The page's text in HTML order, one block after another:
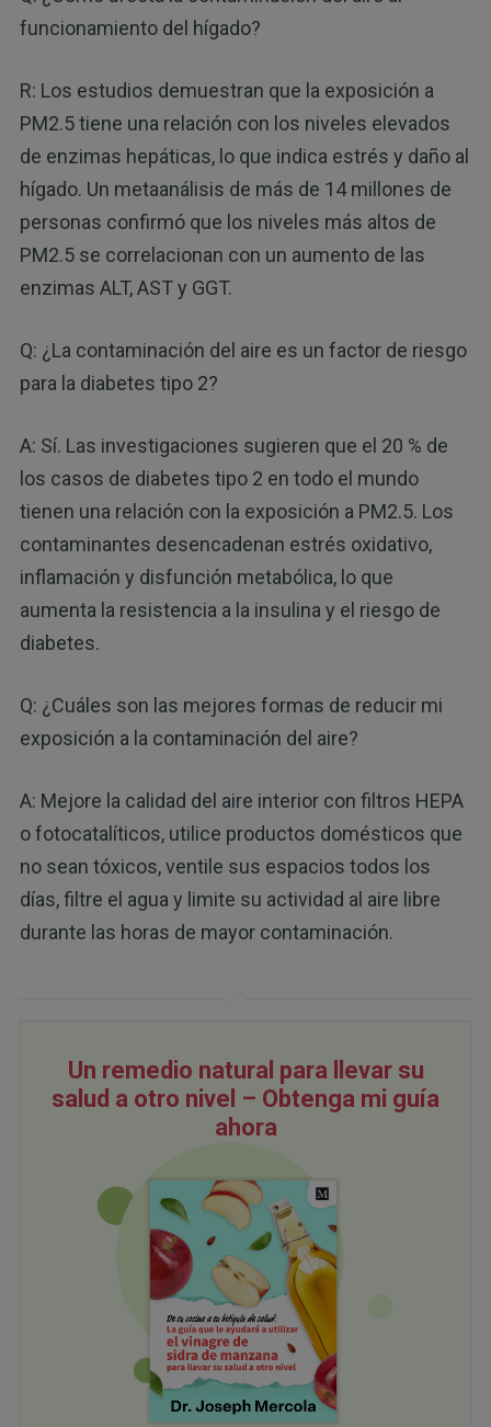
funcionamiento del hígado?
R: Los estudios demuestran que la exposición a
PM2.5 tiene una relación con los niveles elevados
de enzimas hepáticas, lo que indica estrés y daño al
hígado. Un metaanálisis de más de 14 millones de
personas confirmó que los niveles más altos de
PM2.5 se correlacionan con un aumento de las
enzimas ALT, AST y GGT.
Q: ¿La contaminación del aire es un factor de riesgo
para la diabetes tipo 2?
A: Sí. Las investigaciones sugieren que el 20 % de
los casos de diabetes tipo 2 en todo el mundo
tienen una relación con la exposición a PM2.5. Los
contaminantes desencadenan estrés oxidativo,
inflamación y disfunción metabólica, lo que
aumenta la resistencia a la insulina y el riesgo de
diabetes.
Q: ¿Cuáles son las mejores formas de reducir mi
exposición a la contaminación del aire?
A: Mejore la calidad del aire interior con filtros HEPA
o fotocatalíticos, utilice productos domésticos que
no sean tóxicos, ventile sus espacios todos los
días, filtre el agua y limite su actividad al aire libre
durante las horas de mayor contaminación.
Un remedio natural para llevar su
salud a otro nivel – Obtenga mi guía
ahora